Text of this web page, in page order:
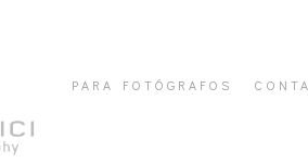
PARA FOTÓGRAFOS